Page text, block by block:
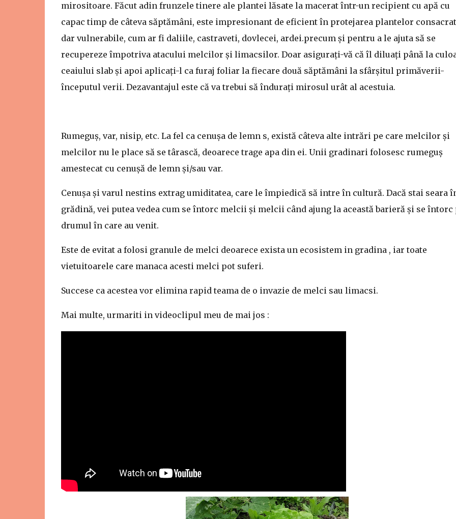
mirositoare. Făcut adin frunzele tinere ale plantei lăsate la macerat într-un recipient cu apă cu
capac timp de câteva săptămâni, este impresionant de eficient în protejarea plantelor
dar vulnerabile, cum ar fi daliile, castraveti, dovlecei, ardei.precum și pentru a le ajuta să se
recupereze împotriva atacului melcilor și limacsilor. Doar asigurați-vă că îl diluați până la
ceaiului slab și apoi aplicați-l ca furaj foliar la fiecare două săptămâni la sfârșitul primăverii-
începutul verii. Dezavantajul este că va trebui să îndurați mirosul urât al acestuia.
Rumeguș, var, nisip, etc. La fel ca cenușa de lemn s, există câteva alte intrări pe care melcilor și
melcilor nu le place să se târască, deoarece trage apa din ei. Unii gradinari folosesc rumeguș
amestecat cu cenușă de lemn și/sau var.
Cenușa și varul nestins extrag umiditatea, care le împiedică să intre în cultură. Dacă stai seara
grădină, vei putea vedea cum se întorc melcii și melcii când ajung la această barieră și se întorc
drumul în care au venit.
Este de evitat a folosi granule de melci deoarece exista un ecosistem in gradina , iar toate
vietuitoarele care manaca acesti melci pot suferi.
Succese ca acestea vor elimina rapid teama de o invazie de melci sau limacsi.
Mai multe, urmariti in videoclipul meu de mai jos :